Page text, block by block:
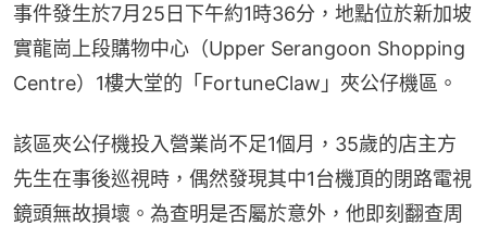
事件發生於7月25日下午約1時36分，地點位於新加坡
實龍崗上段購物中心（Upper Serangoon Shopping
Centre）1樓大堂的「FortuneClaw」夾公仔機區。
該區夾公仔機投入營業尚不足1個月，35歲的店主方
先生在事後巡視時，偶然發現其中1台機頂的閉路電視
鏡頭無故損壞。為查明是否屬於意外，他即刻翻查周